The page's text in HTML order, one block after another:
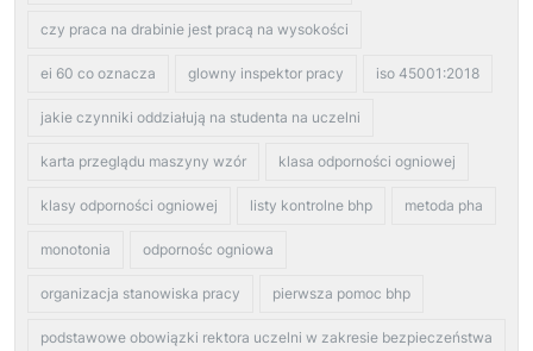
czy praca na drabinie jest pracą na wysokości
ei 60 co oznacza glowny inspektor pracy iso 45001:2018
jakie czynniki oddziałują na studenta na uczelni
karta przeglądu maszyny wzór klasa odporności ogniowej
klasy odporności ogniowej listy kontrolne bhp metoda pha
monotonia odpornośc ogniowa
organizacja stanowiska pracy pierwsza pomoc bhp
podstawowe obowiązki rektora uczelni w zakresie bezpieczeństwa